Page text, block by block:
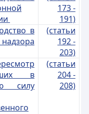
173 -
191)
в
(статьи
192 -
203)
в
силу
(статьи
204 -
208)